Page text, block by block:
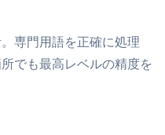
専門用語を正確に処理
でも最高レベルの精度を